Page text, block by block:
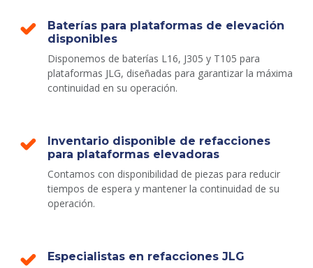
Baterías para plataformas de elevación
disponibles
Disponemos de baterías L16, J305 y T105 para
plataformas JLG, diseñadas para garantizar la máxima
continuidad en su operación.
Inventario disponible de refacciones
para plataformas elevadoras
Contamos con disponibilidad de piezas para reducir
tiempos de espera y mantener la continuidad de su
operación.
Especialistas en refacciones JLG